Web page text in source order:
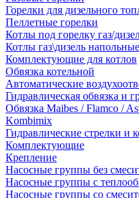
Горелки для дизельного
Пеллетные горелки
Котлы под горелку газ/
Котлы газ\дизель
Комплектующие для котлов
Обвязка котельной
Автоматические
Гидравлическая обвязка и
Обвязка Maibes / Flamco /
Kombimix
Гидравлические стрелки и
Комплектующие
Крепление
Насосные группы без
Насосные группы с
Насосные группы со